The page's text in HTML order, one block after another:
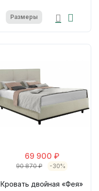
Размеры
69 900 ₽
90 870 ₽ -30%
Кровать двойная «Фея»